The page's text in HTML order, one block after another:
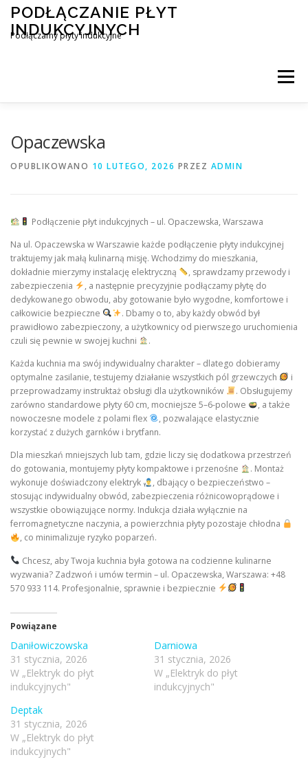
Przejdź
treści
PODŁĄCZANIE PŁYT
INDUKCYJNYCH
Podłączamy płyty indukcyjne
Menu
Opaczewska
OPUBLIKOWANO 10 LUTEGO, 2026 PRZEZ ADMIN
Podłączenie płyt indukcyjnych – ul. Opaczewska, Warszawa
Na ul. Opaczewska w Warszawie każde podłączenie płyty indukcyjnej
traktujemy jak małą kulinarną misję. Wchodzimy do mieszkania,
dokładnie mierzymy instalację elektryczną
, sprawdzamy przewody i
zabezpieczenia
, a następnie precyzyjnie podłączamy płytę do
dedykowanego obwodu, aby gotowanie było wygodne, komfortowe i
całkowicie bezpieczne
. Dbamy o to, aby każdy obwód był
prawidłowo zabezpieczony, a użytkownicy od pierwszego uruchomienia
czuli się pewnie w swojej kuchni
.
Każda kuchnia ma swój indywidualny charakter – dlatego dobieramy
optymalne zasilanie, testujemy działanie wszystkich pól grzewczych
i
przeprowadzamy instruktaż obsługi dla użytkowników
. Obsługujemy
zarówno standardowe płyty 60 cm, mocniejsze 5–6-polowe
, a także
nowoczesne modele z polami flex
, pozwalające elastycznie
korzystać z dużych garnków i brytfann.
Dla mieszkań mniejszych lub tam, gdzie liczy się dodatkowa przestrzeń
do gotowania, montujemy płyty kompaktowe i przenośne
. Montaż
wykonuje doświadczony elektryk
, dbający o bezpieczeństwo –
stosując indywidualny obwód, zabezpieczenia różnicowoprądowe i
wszystkie obowiązujące normy. Indukcja działa wyłącznie na
ferromagnetyczne naczynia, a powierzchnia płyty pozostaje chłodna
, co minimalizuje ryzyko poparzeń.
Chcesz, aby Twoja kuchnia była gotowa na codzienne kulinarne
wyzwania? Zadzwoń i umów termin – ul. Opaczewska, Warszawa: +48
570 933 114. Profesjonalnie, sprawnie i bezpiecznie
Powiązane
Daniłowiczowska
31 stycznia, 2026
W „Elektryk do płyt
indukcyjnych"
Darniowa
31 stycznia, 2026
W „Elektryk do płyt
indukcyjnych"
Deptak
31 stycznia, 2026
W „Elektryk do płyt
indukcyjnych"